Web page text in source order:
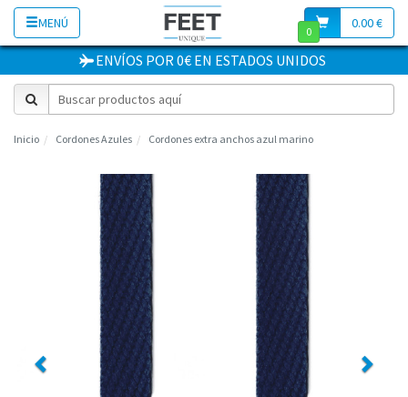
MENÚ 0.00 €
0
ENVÍOS POR 0€ EN ESTADOS UNIDOS
Inicio Cordones Azules Cordones extra anchos azul marino
Previous